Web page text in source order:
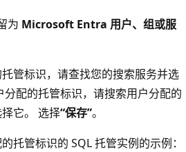
为 Microsoft Entra 用户、组或服
管标识，请查找您的搜索服务并选
配的托管标识，请搜索用户分配的
它。 选择“保存”。
托管标识的 SQL 托管实例的示例：